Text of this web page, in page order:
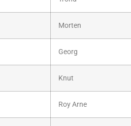
Morten
Georg
Knut
Roy Arne